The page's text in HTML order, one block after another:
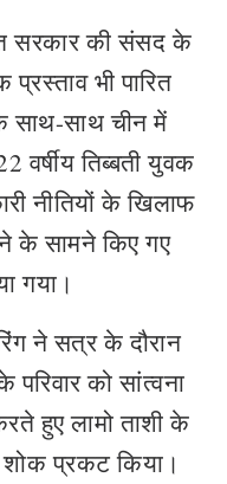
सरकार की संसद के
भी पारित
साथ-साथ चीन में
तिब्बती युवक
नीतियों के खिलाफ
के सामने किए गए
गया।
ने सत्र के दौरान
को सांत्वना
हुए लामो ताशी के
शोक प्रकट किया।